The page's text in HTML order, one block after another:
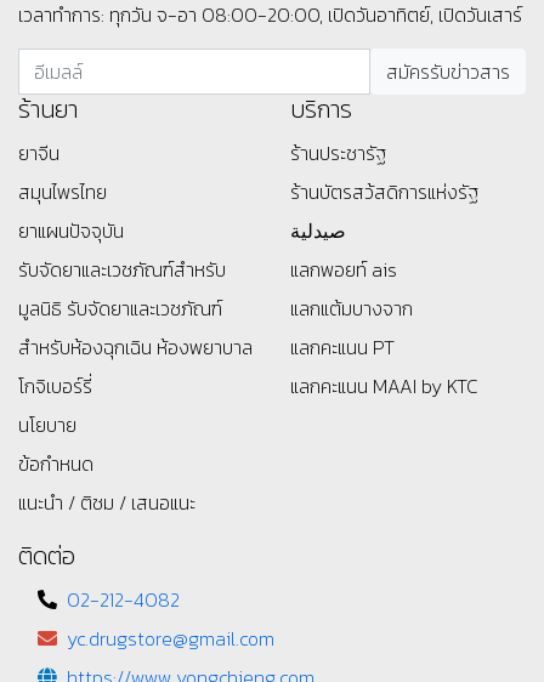
ขออนุโมทนาบุญในการถวายสังฆทานครั้งนี้ ขอให้ชีวิตของท่านเต็มไป
ด้วยความอิ่มเอิบทางใจ พบพานแต่เรื่องราวดีๆ และก้าวหน้าในทุกด้าน
ของชีวิตอย่างราบรื่นค่ะ
เพราะเราห่วงใยสุขภาพของคุณ และ คนที่คุณรัก
© ร้านขายยา ย่งเชียงตึ๊ง
1677/8 ปากซอยเจริญกรุง 63, ใกล้bts สะพานตากสิน, ถนนเจริญกรุง, แขวง
ยานนาวา, เขตสาทร, กทม 10120
เวลาทำการ: ทุกวัน จ-อา 08:00-20:00, เปิดวันอาทิตย์, เปิดวันเสาร์
ร้านยา
ยาจีน
สมุนไพรไทย
ยาแผนปัจจุบัน
รับจัดยาและเวชภัณฑ์สำหรับ
มูลนิธิ รับจัดยาและเวชภัณฑ์